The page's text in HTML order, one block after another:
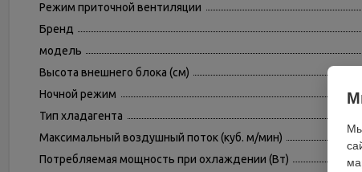
Режим приточной вентиляции
Бренд
модель
Высота внешнего блока (см)
Ночной режим
Тип хладагента
Максимальный воздушный поток (куб. м/мин)
Потребляемая мощность при охлаждении (Вт)